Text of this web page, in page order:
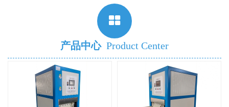
产品中心 Product Center